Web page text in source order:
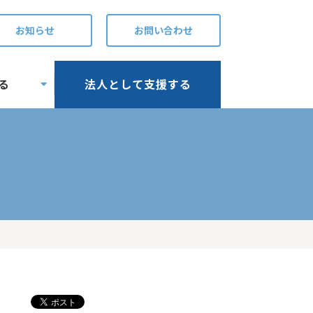
お知らせ お問い合わせ
法人として支援する